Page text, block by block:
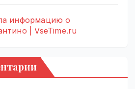
информацию о
| VseTime.ru